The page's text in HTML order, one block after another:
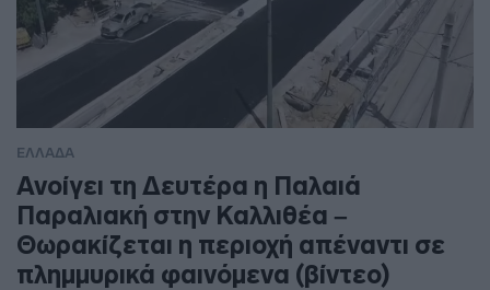
ΕΛΛΑΔΑ
Ανοίγει τη Δευτέρα η Παλαιά
Παραλιακή στην Καλλιθέα –
Θωρακίζεται η περιοχή απέναντι σε
πλημμυρικά φαινόμενα (βίντεο)